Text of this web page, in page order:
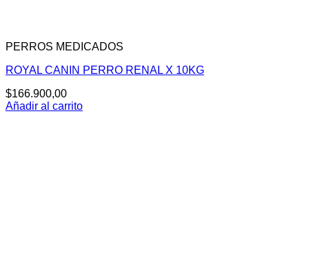
PERROS MEDICADOS
ROYAL CANIN PERRO RENAL X 10KG
$166.900,00
Añadir al carrito